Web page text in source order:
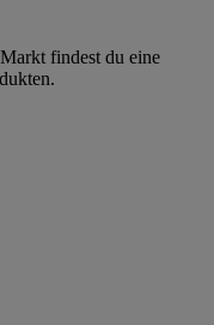
findest du eine